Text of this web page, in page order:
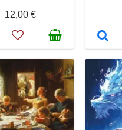
12,00 €